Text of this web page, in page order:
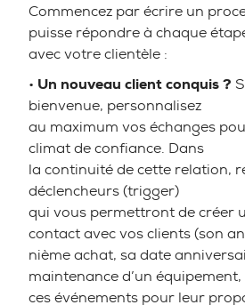
Commencez par écrire un
puisse répondre à chaque
avec votre clientèle :
• Un nouveau client conquis ?
bienvenue, personnalisez
au maximum vos échanges
climat de confiance. Dans
la continuité de cette relation,
déclencheurs (trigger)
qui vous permettront de créer
contact avec vos clients (son
nième achat, sa date
maintenance d’un
ces événements pour leur